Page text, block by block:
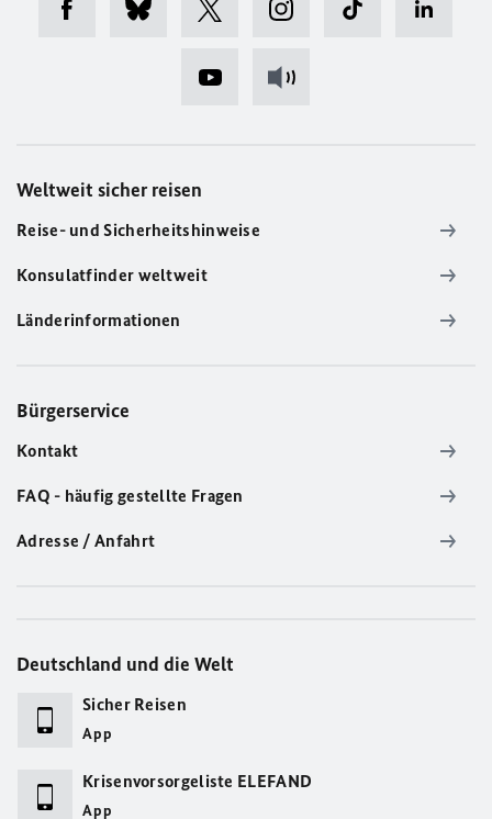
Weltweit sicher reisen
Reise- und Sicherheitshinweise
Konsulatfinder weltweit
Länderinformationen
Bürgerservice
Kontakt
FAQ - häufig gestellte Fragen
Adresse / Anfahrt
Deutschland und die Welt
Sicher Reisen
App
Krisenvorsorgeliste ELEFAND
App